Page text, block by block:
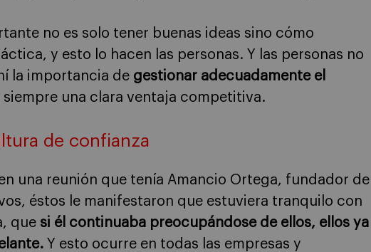
no es solo tener buenas ideas sino cómo
y esto lo hacen las personas. Y las personas no
la importancia de gestionar adecuadamente el
siempre una clara ventaja competitiva.
de confianza
una reunión que tenía Amancio Ortega, fundador de
éstos le manifestaron que estuviera tranquilo con
que si él continuaba preocupándose de ellos, ellos ya
Y esto ocurre en todas las empresas y